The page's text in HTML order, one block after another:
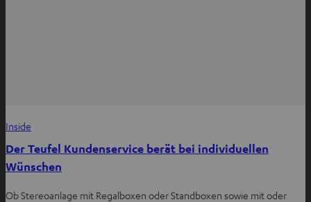
Inside
Der Teufel Kundenservice berät bei individuellen
Wünschen
Ob Stereoanlage mit Regalboxen oder Standboxen sowie mit oder